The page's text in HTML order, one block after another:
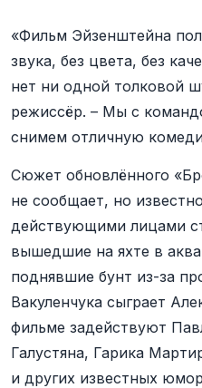
«Фильм Эйзенштейна
звука, без цвета, без
нет ни одной толковой
режиссёр. – Мы с
снимем отличную
Сюжет обновлённого
не сообщает, но
действующими лицами
вышедшие на яхте в
поднявшие бунт из-за
Вакуленчука сыграет
фильме задействуют
Галустяна, Гарика
и других известных